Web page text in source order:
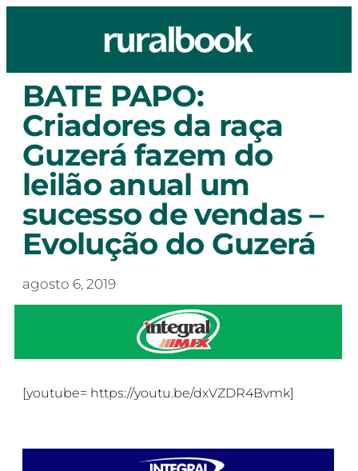
BATE PAPO:
Criadores da raça
Guzerá fazem do
leilão anual um
sucesso de vendas –
Evolução do Guzerá
agosto 6, 2019
[youtube= https://youtu.be/dxVZDR4Bvmk]